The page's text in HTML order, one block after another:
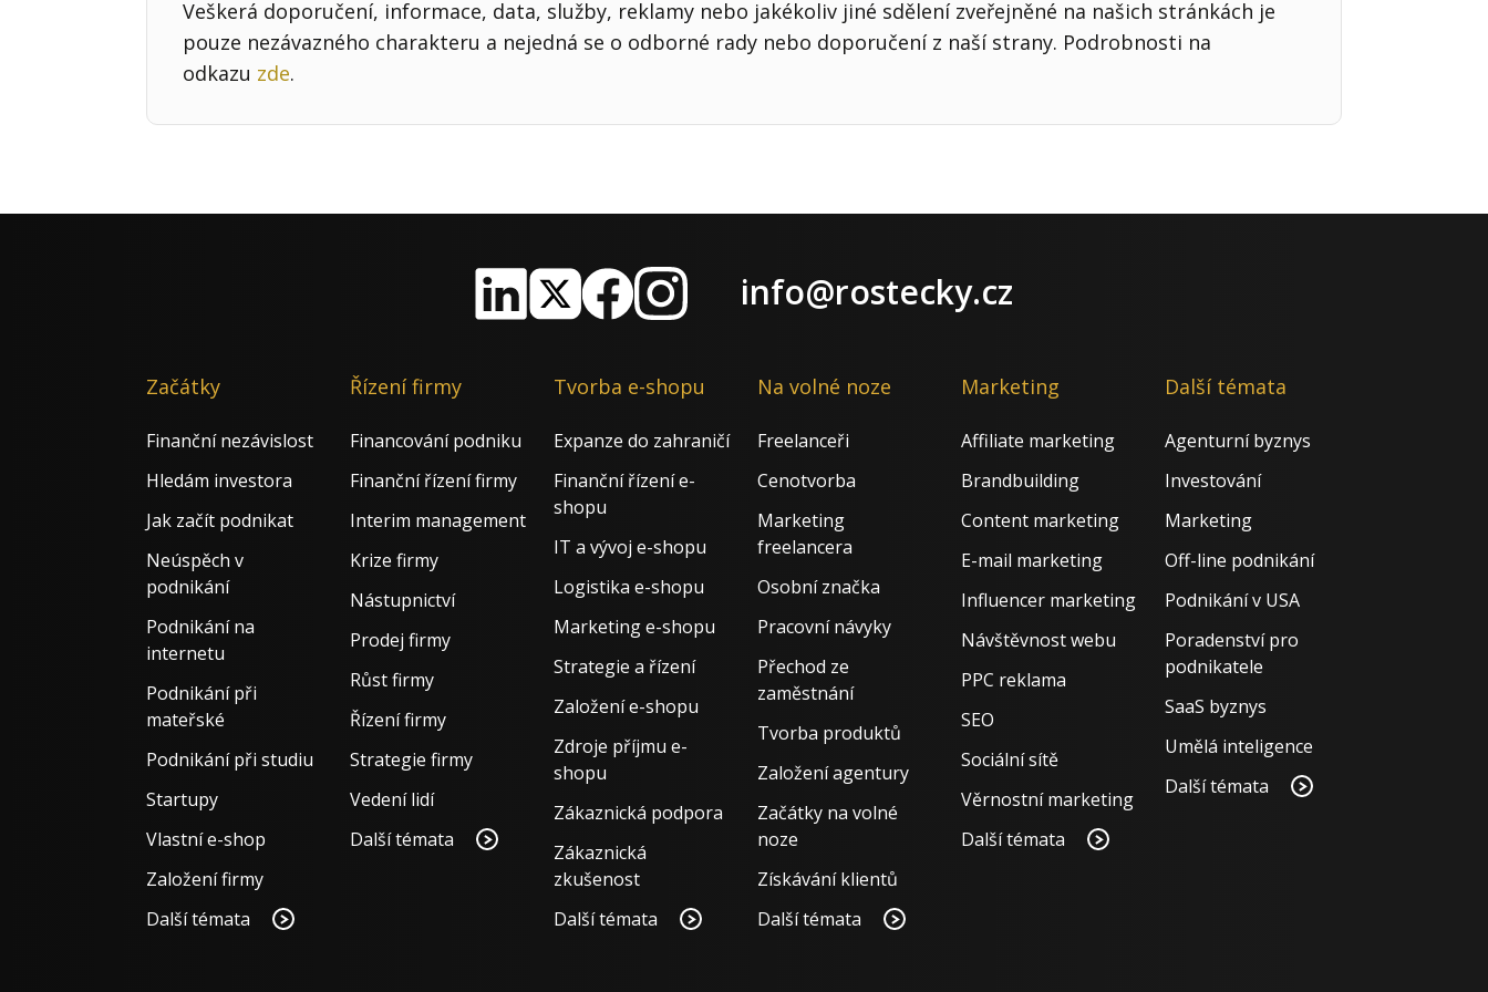
Veškerá doporučení, informace, data, služby, reklamy nebo jakékoliv jiné sdělení zveřejněné na našich stránkách je
pouze nezávazného charakteru a nejedná se o odborné rady nebo doporučení z naší strany. Podrobnosti na
odkazu zde.
info@rostecky.cz
Začátky
Finanční nezávislost
Hledám investora
Jak začít podnikat
Neúspěch v
podnikání
Podnikání na
internetu
Podnikání při
mateřské
Podnikání při studiu
Startupy
Vlastní e-shop
Založení firmy
Další témata
Řízení firmy
Financování podniku
Finanční řízení firmy
Interim management
Krize firmy
Nástupnictví
Prodej firmy
Růst firmy
Řízení firmy
Strategie firmy
Vedení lidí
Další témata
Tvorba e-shopu
Expanze do zahraničí
Finanční řízení e-
shopu
IT a vývoj e-shopu
Logistika e-shopu
Marketing e-shopu
Strategie a řízení
Založení e-shopu
Zdroje příjmu e-
shopu
Zákaznická podpora
Zákaznická
zkušenost
Další témata
Na volné noze
Freelanceři
Cenotvorba
Marketing
freelancera
Osobní značka
Pracovní návyky
Přechod ze
zaměstnání
Tvorba produktů
Založení agentury
Začátky na volné
noze
Získávání klientů
Další témata
Marketing
Affiliate marketing
Brandbuilding
Content marketing
E-mail marketing
Influencer marketing
Návštěvnost webu
PPC reklama
SEO
Sociální sítě
Věrnostní marketing
Další témata
Další témata
Agenturní byznys
Investování
Marketing
Off-line podnikání
Podnikání v USA
Poradenství pro
podnikatele
SaaS byznys
Umělá inteligence
Další témata